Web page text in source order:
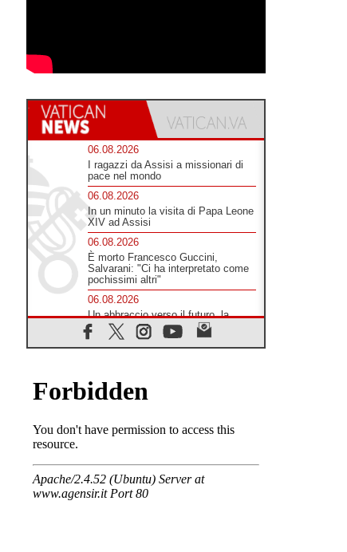
06.08.2026
I ragazzi da Assisi a missionari di
pace nel mondo
06.08.2026
In un minuto la visita di Papa Leone
XIV ad Assisi
06.08.2026
È morto Francesco Guccini,
Salvarani: "Ci ha interpretato come
pochissimi altri"
06.08.2026
Un abbraccio verso il futuro, la
grande festa del Papa e dei giovani
ad Assisi
ci sentiamo Chiesa"
06.08.2026
Vangelo abbatte i muri che
Fra Marco Vianelli: alla scuola di
san Francesco per imparare il
Vangelo della pace